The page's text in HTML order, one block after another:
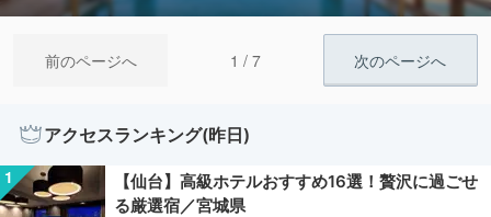
前のページへ 1 / 7 次のページへ
アクセスランキング(昨日)
【仙台】高級ホテルおすすめ16選！贅沢に過ごせ
る厳選宿／宮城県